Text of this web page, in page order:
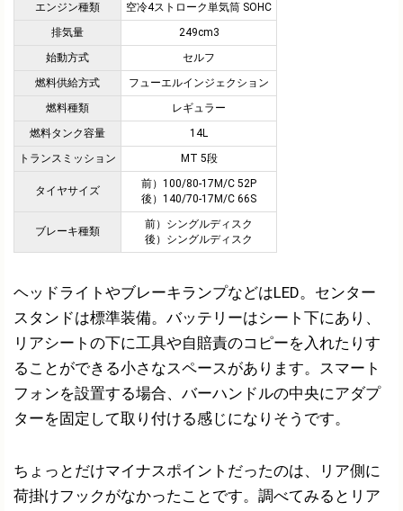
エンジン種類
空冷4ストローク単気筒 SOHC
排気量
249cm3
始動方式
セルフ
燃料供給方式
フューエルインジェクション
燃料種類
レギュラー
燃料タンク容量
14L
トランスミッション
MT 5段
タイヤサイズ
前）100/80-17M/C 52P
後）140/70-17M/C 66S
ブレーキ種類
前）シングルディスク
後）シングルディスク
ヘッドライトやブレーキランプなどはLED。センター
スタンドは標準装備。バッテリーはシート下にあり、
リアシートの下に工具や自賠責のコピーを入れたりす
ることができる小さなスペースがあります。スマート
フォンを設置する場合、バーハンドルの中央にアダプ
ターを固定して取り付ける感じになりそうです。
ちょっとだけマイナスポイントだったのは、リア側に
荷掛けフックがなかったことです。調べてみるとリア